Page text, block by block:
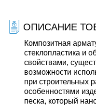
ОПИСАНИЕ
Композитная
стеклопластика и
свойствами,
возможности
при строительных
особенностями
песка, который